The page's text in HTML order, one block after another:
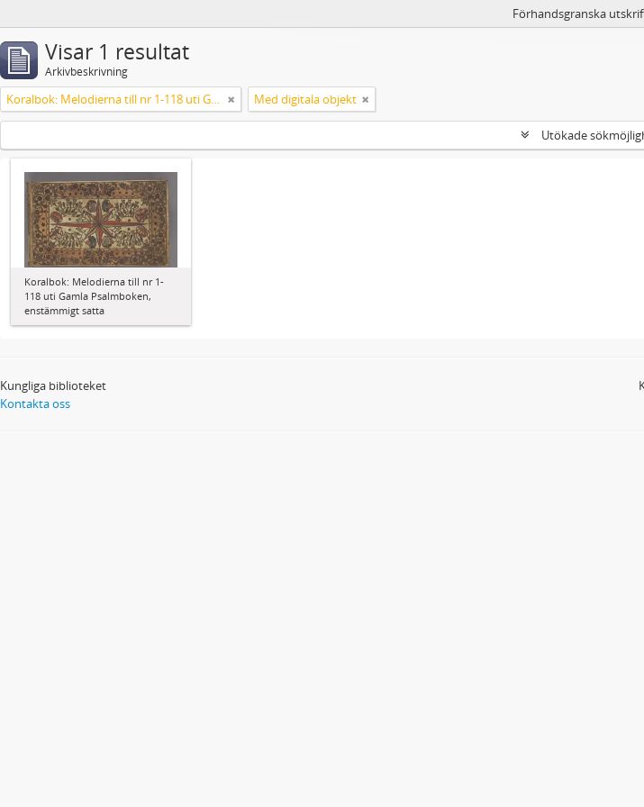
Förhandsgranska
Visar 1 resultat
Arkivbeskrivning
Koralbok: Melodierna till nr 1-118 uti Gamla Psalmboken, enstämmigt satta Med digitala objekt
Utökade
Koralbok: Melodierna till nr 1-
118 uti Gamla Psalmboken,
enstämmigt satta
Kungliga biblioteket
Kontakta oss